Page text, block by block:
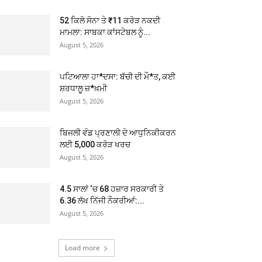
52 ਕਿਲੋ ਸੋਨਾ ਤੇ ₹11 ਕਰੋੜ ਨਕਦੀ
ਮਾਮਲਾ: ਸਾਬਕਾ ਕਾਂਸਟੇਬਲ ਨੂੰ...
August 5, 2026
ਪਟਿਆਲਾ ਹਾ*ਦਸਾ: ਬੱਚੀ ਦੀ ਮੌ*ਤ, ਕਈ
ਸ਼ਰਧਾਲੂ ਜ਼*ਖ਼ਮੀ
August 5, 2026
ਬਿਜਲੀ ਵੰਡ ਪ੍ਰਣਾਲੀ ਦੇ ਆਧੁਨਿਕੀਕਰਨ
ਲਈ 5,000 ਕਰੋੜ ਖਰਚ
August 5, 2026
4.5 ਸਾਲਾਂ ‘ਚ 68 ਹਜ਼ਾਰ ਸਰਕਾਰੀ ਤੇ
6.36 ਲੱਖ ਨਿੱਜੀ ਨੌਕਰੀਆਂ:...
August 5, 2026
Load more